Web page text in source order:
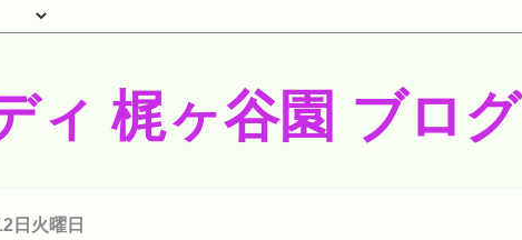
ィ 梶ヶ谷園 ブログ
日火曜日